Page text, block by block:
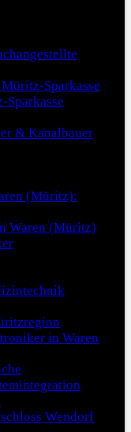
Sparkasse
Sparkasse
& Kanalbauer
(Müritz):
Waren (Müritz)
in Waren
Wendorf